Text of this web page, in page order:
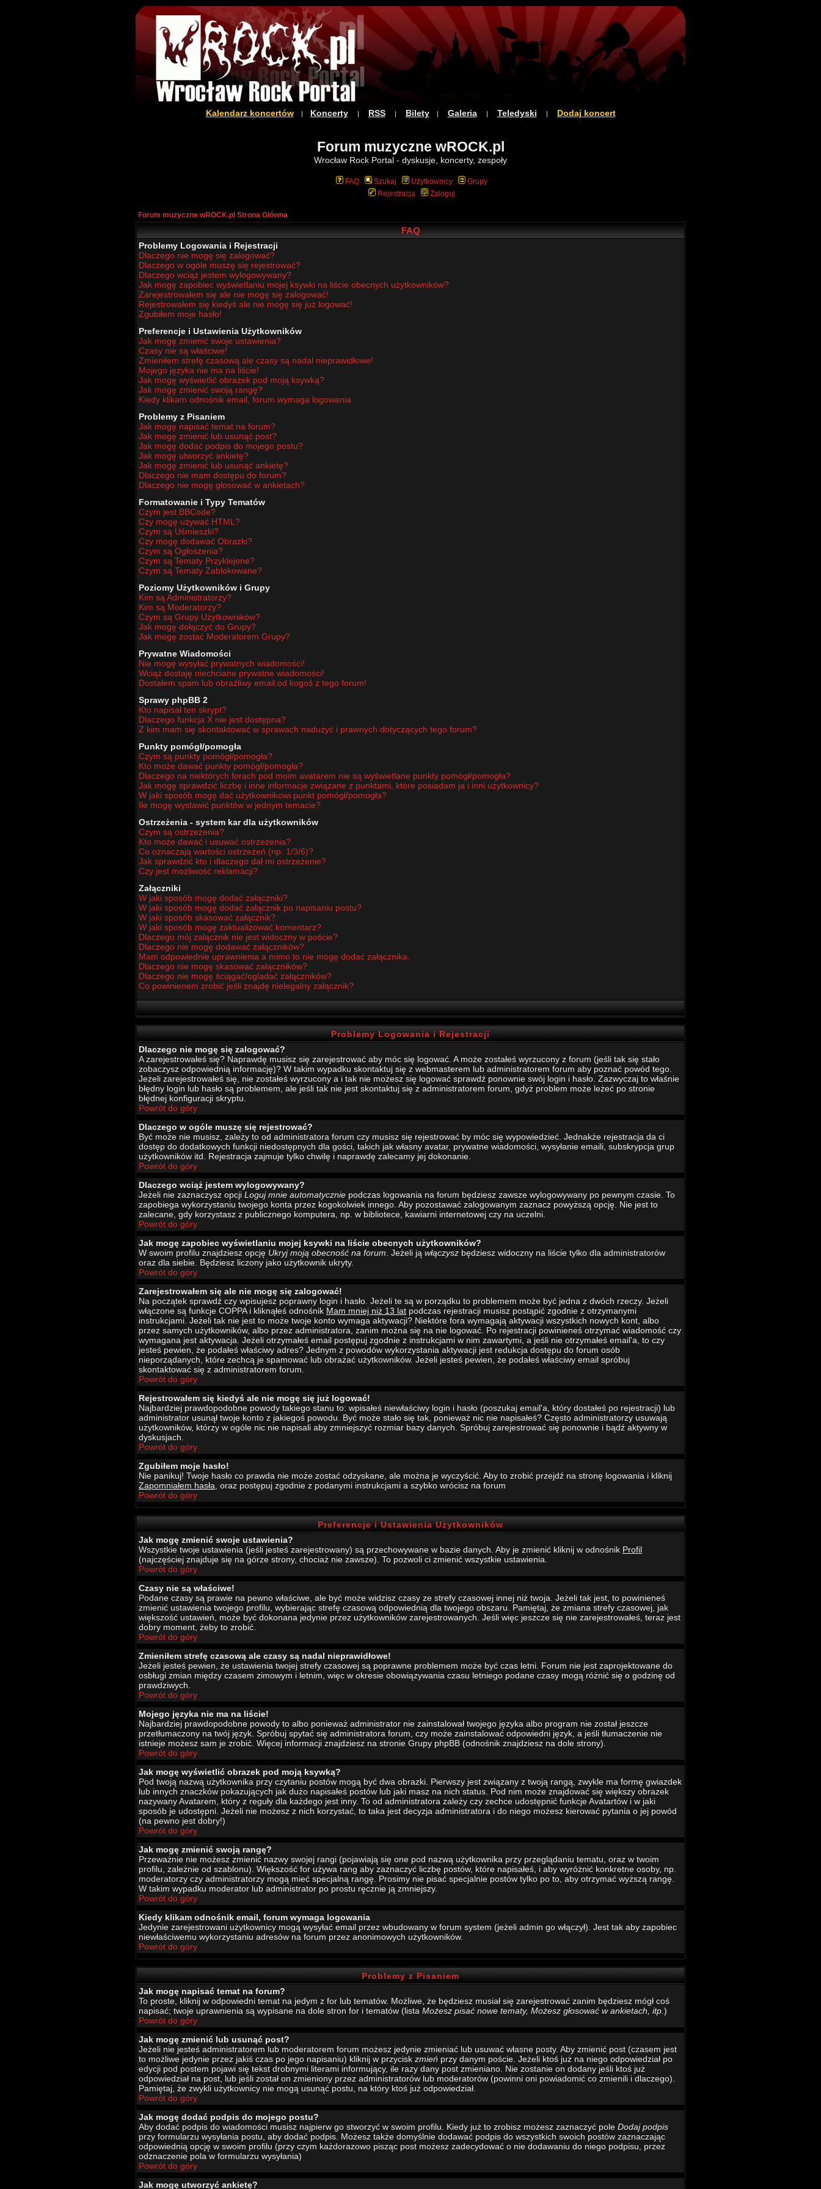
Kalendarz koncertów| Koncerty| RSS| Bilety| Galeria| Teledyski | Dodaj koncert
Forum muzyczne wROCK.pl
Wrocław Rock Portal - dyskusje, koncerty, zespoły
FAQ Szukaj Użytkownicy
Grupy
Rejestracja
Zaloguj
Forum muzyczne wROCK.pl Strona Główna
FAQ
Problemy Logowania i Rejestracji
Dlaczego nie mogę się zalogować?
Dlaczego w ogóle muszę się rejestrować?
Dlaczego wciąż jestem wylogowywany?
Jak mogę zapobiec wyświetlaniu mojej ksywki na liście obecnych użytkowników?
Zarejestrowałem się ale nie mogę się zalogować!
Rejestrowałem się kiedyś ale nie mogę się już logować!
Zgubiłem moje hasło!
Preferencje i Ustawienia Użytkowników
Jak mogę zmienić swoje ustawienia?
Czasy nie są właściwe!
Zmieniłem strefę czasową ale czasy są nadal nieprawidłowe!
Mojego języka nie ma na liście!
Jak mogę wyświetlić obrazek pod moją ksywką?
Jak mogę zmienić swoją rangę?
Kiedy klikam odnośnik email, forum wymaga logowania
Problemy z Pisaniem
Jak mogę napisać temat na forum?
Jak mogę zmienić lub usunąć post?
Jak mogę dodać podpis do mojego postu?
Jak mogę utworzyć ankietę?
Jak mogę zmienić lub usunąć ankietę?
Dlaczego nie mam dostępu do forum?
Dlaczego nie mogę głosować w ankietach?
Formatowanie i Typy Tematów
Czym jest BBCode?
Czy mogę używać HTML?
Czym są Uśmieszki?
Czy mogę dodawać Obrazki?
Czym są Ogłoszenia?
Czym są Tematy Przyklejone?
Czym są Tematy Zablokowane?
Poziomy Użytkowników i Grupy
Kim są Administratorzy?
Kim są Moderatorzy?
Czym są Grupy Użytkowników?
Jak mogę dołączyć do Grupy?
Jak mogę zostać Moderatorem Grupy?
Prywatne Wiadomości
Nie mogę wysyłać prywatnych wiadomości!
Wciąż dostaję niechciane prywatne wiadomości!
Dostałem spam lub obraźliwy email od kogoś z tego forum!
Sprawy phpBB 2
Kto napisał ten skrypt?
Dlaczego funkcja X nie jest dostępna?
Z kim mam się skontaktować w sprawach nadużyć i prawnych dotyczących tego forum?
Punkty pomógł/pomogła
Czym są punkty pomógł/pomogła?
Kto może dawać punkty pomógł/pomogła?
Dlaczego na niektórych forach pod moim avatarem nie są wyświetlane punkty pomógł/pomogła?
Jak mogę sprawdzić liczbę i inne informacje związane z punktami, które posiadam ja i inni użytkownicy?
W jaki sposób mogę dać użytkownikowi punkt pomógł/pomogła?
Ile mogę wystawić punktów w jednym temacie?
Ostrzeżenia - system kar dla użytkowników
Czym są ostrzeżenia?
Kto może dawać i usuwać ostrzeżenia?
Co oznaczają wartości ostrzeżeń (np. 1/3/6)?
Jak sprawdzić kto i dlaczego dał mi ostrzeżenie?
Czy jest możliwość reklamacji?
Załączniki
W jaki sposób mogę dodać załączniki?
W jaki sposób mogę dodać załącznik po napisaniu postu?
W jaki sposób skasować załącznik?
W jaki sposób mogę zaktualizować komentarz?
Dlaczego mój załącznik nie jest widoczny w poście?
Dlaczego nie mogę dodawać załączników?
Mam odpowiednie uprawnienia a mimo to nie mogę dodać załącznika.
Dlaczego nie mogę skasować załączników?
Dlaczego nie mogę ściągać/ogladać załączników?
Co powinienem zrobić jeśli znajdę nielegalny załącznik?
Problemy Logowania i Rejestracji
Dlaczego nie mogę się zalogować?
A zarejestrowałeś się? Naprawdę musisz się zarejestrować aby móc się logować. A może zostałeś wyrzucony z forum (jeśli tak się stało
zobaczysz odpowiednią informację)? W takim wypadku skontaktuj się z webmasterem lub administratorem forum aby poznać powód tego.
Jeżeli zarejestrowałeś się, nie zostałeś wyrzucony a i tak nie możesz się logować sprawdź ponownie swój login i hasło. Zazwyczaj to właśnie
błędny login lub hasło są problemem, ale jeśli tak nie jest skontaktuj się z administratorem forum, gdyż problem może leżeć po stronie
błędnej konfiguracji skryptu.
Powrót do góry
Dlaczego w ogóle muszę się rejestrować?
Być może nie musisz, zależy to od administratora forum czy musisz się rejestrować by móc się wypowiedzieć. Jednakże rejestracja da ci
dostęp do dodatkowych funkcji niedostępnych dla gości, takich jak własny avatar, prywatne wiadomości, wysyłanie emaili, subskrypcja grup
użytkowników itd. Rejestracja zajmuje tylko chwilę i naprawdę zalecamy jej dokonanie.
Powrót do góry
Dlaczego wciąż jestem wylogowywany?
Jeżeli nie zaznaczysz opcji Loguj mnie automatycznie podczas logowania na forum będziesz zawsze wylogowywany po pewnym czasie. To
zapobiega wykorzystaniu twojego konta przez kogokolwiek innego. Aby pozostawać zalogowanym zaznacz powyższą opcję. Nie jest to
zalecane, gdy korzystasz z publicznego komputera, np. w bibliotece, kawiarni internetowej czy na uczelni.
Powrót do góry
Jak mogę zapobiec wyświetlaniu mojej ksywki na liście obecnych użytkowników?
W swoim profilu znajdziesz opcję Ukryj moją obecność na forum . Jeżeli ją włączysz będziesz widoczny na liście tylko dla administratorów
oraz dla siebie. Będziesz liczony jako użytkownik ukryty.
Powrót do góry
Zarejestrowałem się ale nie mogę się zalogować!
Na początek sprawdź czy wpisujesz poprawny login i hasło. Jeżeli te są w porządku to problemem może być jedna z dwóch rzeczy. Jeżeli
włączone są funkcje COPPA i kliknąłeś odnośnik Mam mniej niż 13 lat podczas rejestracji musisz postąpić zgodnie z otrzymanymi
instrukcjami. Jeżeli tak nie jest to może twoje konto wymaga aktywacji? Niektóre fora wymagają aktywacji wszystkich nowych kont, albo
przez samych użytkowników, albo przez administratora, zanim można się na nie logować. Po rejestracji powinieneś otrzymać wiadomość czy
wymagana jest aktywacja. Jeżeli otrzymałeś email postępuj zgodnie z instrukcjami w nim zawartymi, a jeśli nie otrzymałeś email'a, to czy
jesteś pewien, że podałeś właściwy adres? Jednym z powodów wykorzystania aktywacji jest redukcja dostępu do forum osób
nieporządanych, które zechcą je spamować lub obrażać użytkowników. Jeżeli jesteś pewien, że podałeś właściwy email spróbuj
skontaktować się z administratorem forum.
Powrót do góry
Rejestrowałem się kiedyś ale nie mogę się już logować!
Najbardziej prawdopodobne powody takiego stanu to: wpisałeś niewłaściwy login i hasło (poszukaj email'a, który dostałeś po rejestracji) lub
administrator usunął twoje konto z jakiegoś powodu. Być może stało się tak, ponieważ nic nie napisałeś? Często administratorzy usuwają
użytkowników, którzy w ogóle nic nie napisali aby zmniejszyć rozmiar bazy danych. Spróbuj zarejestrować się ponownie i bądź aktywny w
dyskusjach.
Powrót do góry
Zgubiłem moje hasło!
Nie panikuj! Twoje hasło co prawda nie może zostać odzyskane, ale można je wyczyścić. Aby to zrobić przejdź na stronę logowania i kliknij
Zapomniałem hasła , oraz postępuj zgodnie z podanymi instrukcjami a szybko wrócisz na forum
Powrót do góry
Preferencje i Ustawienia Użytkowników
Jak mogę zmienić swoje ustawienia?
Wszystkie twoje ustawienia (jeśli jesteś zarejestrowany) są przechowywane w bazie danych. Aby je zmienić kliknij w odnośnik Profil
(najczęściej znajduje się na górze strony, chociaż nie zawsze). To pozwoli ci zmienić wszystkie ustawienia.
Powrót do góry
Czasy nie są właściwe!
Podane czasy są prawie na pewno właściwe, ale być może widzisz czasy ze strefy czasowej innej niż twoja. Jeżeli tak jest, to powinieneś
zmienić ustawienia twojego profilu, wybierając strefę czasową odpowiednią dla twojego obszaru. Pamiętaj, że zmiana strefy czasowej, jak
większość ustawień, może być dokonana jedynie przez użytkowników zarejestrowanych. Jeśli więc jeszcze się nie zarejestrowałeś, teraz jest
dobry moment, żeby to zrobić.
Powrót do góry
Zmieniłem strefę czasową ale czasy są nadal nieprawidłowe!
Jeżeli jesteś pewien, że ustawienia twojej strefy czasowej są poprawne problemem może być czas letni. Forum nie jest zaprojektowane do
osbługi zmian między czasem zimowym i letnim, więc w okresie obowiązywania czasu letniego podane czasy mogą różnić się o godzinę od
prawdziwych.
Powrót do góry
Mojego języka nie ma na liście!
Najbardziej prawdopodobne powody to albo ponieważ administrator nie zainstalował twojego języka albo program nie został jeszcze
przetłumaczony na twój język. Spróbuj spytać się administratora forum, czy może zainstalować odpowiedni język, a jeśli tłumaczenie nie
istnieje możesz sam je zrobić. Więcej informacji znajdziesz na stronie Grupy phpBB (odnośnik znajdziesz na dole strony).
Powrót do góry
Jak mogę wyświetlić obrazek pod moją ksywką?
Pod twoją nazwą użytkownika przy czytaniu postów mogą być dwa obrazki. Pierwszy jest związany z twoją rangą, zwykle ma formę gwiazdek
lub innych znaczków pokazujących jak dużo napisałeś postów lub jaki masz na nich status. Pod nim może znajdować się większy obrazek
nazywany Avatarem, który z reguły dla każdego jest inny. To od administratora zależy czy zechce udostępnić funkcje Avatartów i w jaki
sposób je udostępni. Jeżeli nie możesz z nich korzystać, to taka jest decyzja administratora i do niego możesz kierować pytania o jej powód
(na pewno jest dobry!)
Powrót do góry
Jak mogę zmienić swoją rangę?
Przeważnie nie możesz zmienić nazwy swojej rangi (pojawiają się one pod nazwą użytkownika przy przeglądaniu tematu, oraz w twoim
profilu, zależnie od szablonu). Większość for używa rang aby zaznaczyć liczbę postów, które napisałeś, i aby wyróżnić konkretne osoby, np.
moderatorzy czy administratorzy mogą mieć specjalną rangę. Prosimy nie pisać specjalnie postów tylko po to, aby otrzymać wyższą rangę.
W takim wypadku moderator lub administrator po prostu ręcznie ją zmniejszy.
Powrót do góry
Kiedy klikam odnośnik email, forum wymaga logowania
Jedynie zarejestrowani użytkownicy mogą wysyłać email przez wbudowany w forum system (jeżeli admin go włączył). Jest tak aby zapobiec
niewłaściwemu wykorzystaniu adresów na forum przez anonimowych użytkowników.
Powrót do góry
Problemy z Pisaniem
Jak mogę napisać temat na forum?
To proste, kliknij w odpowiedni temat na jedym z for lub tematów. Możliwe, że będziesz musiał się zarejestrować zanim będziesz mógł coś
napisać; twoje uprawnienia są wypisane na dole stron for i tematów (lista Możesz pisać nowe tematy, Możesz głosować w ankietach, itp. )
Powrót do góry
Jak mogę zmienić lub usunąć post?
Jeżeli nie jesteś administratorem lub moderatorem forum możesz jedynie zmieniać lub usuwać własne posty. Aby zmienić post (czasem jest
to możliwe jedynie przez jakiś czas po jego napisaniu) kliknij w przycisk zmień przy danym poście. Jeżeli ktoś już na niego odpowiedział po
edycji pod postem pojawi się tekst drobnymi literami informujący, ile razy dany post zmieniano. Nie zostanie on dodany jeśli ktoś już
odpowiedział na post, lub jeśli został on zmieniony przez administratorów lub moderatorów (powinni oni powiadomić co zmienili i dlaczego).
Pamiętaj, że zwykli użytkownicy nie mogą usunąć postu, na który ktoś już odpowiedział.
Powrót do góry
Jak mogę dodać podpis do mojego postu?
Aby dodać podpis do wiadomości musisz najpierw go stworzyć w swoim profilu. Kiedy już to zrobisz możesz zaznaczyć pole Dodaj podpis
przy formularzu wysyłania postu, aby dodać podpis. Możesz także domyślnie dodawać podpis do wszystkich swoich postów zaznaczając
odpowiednią opcję w swoim profilu (przy czym każdorazowo pisząc post możesz zadecydować o nie dodawaniu do niego podpisu, przez
odznaczenie pola w formularzu wysyłania)
Powrót do góry
Jak mogę utworzyć ankietę?